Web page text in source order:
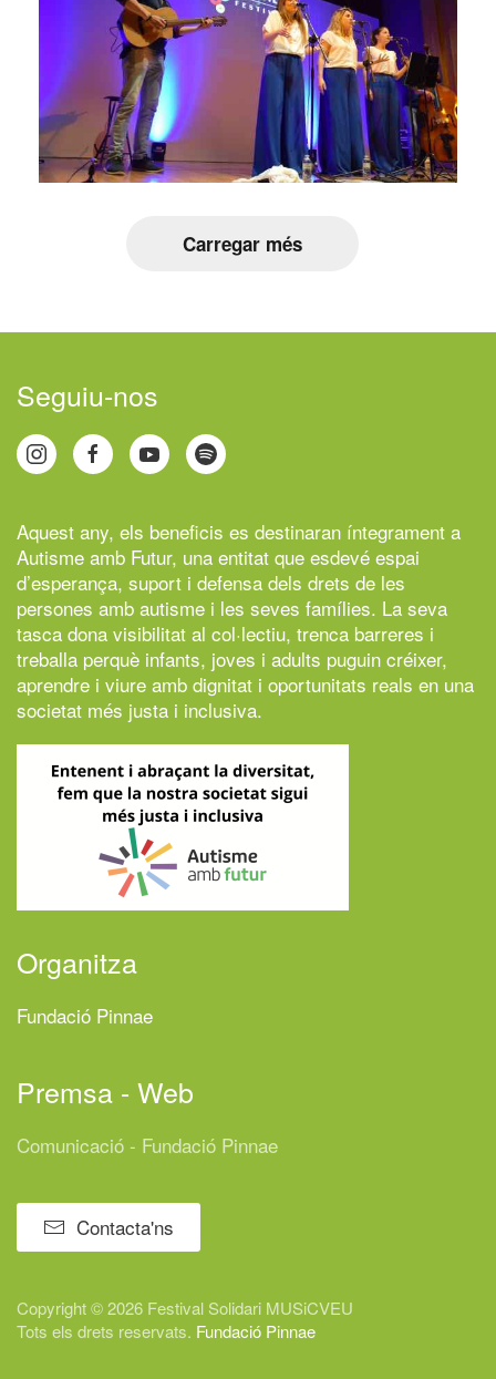
Carregar més
Seguiu-nos
Aquest any, els beneficis es destinaran íntegrament a
Autisme amb Futur, una entitat que esdevé espai
d’esperança, suport i defensa dels drets de les
persones amb autisme i les seves famílies. La seva
tasca dona visibilitat al col·lectiu, trenca barreres i
treballa perquè infants, joves i adults puguin créixer,
aprendre i viure amb dignitat i oportunitats reals en una
societat més justa i inclusiva.
Organitza
Fundació Pinnae
Premsa - Web
Comunicació - Fundació Pinnae
Contacta'ns
Copyright © 2026 Festival Solidari MUSiCVEU
Tots els drets reservats. Fundació Pinnae